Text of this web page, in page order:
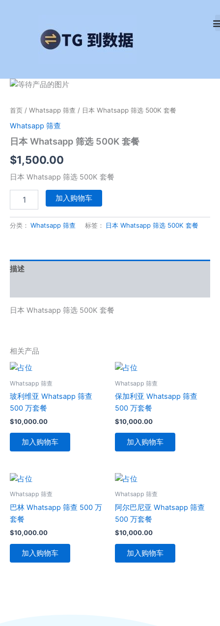
首页 / Whatsapp 筛查 / 日本 Whatsapp 筛选 500K 套餐
Whatsapp 筛查
日本 Whatsapp 筛选 500K 套餐
$1,500.00
日本 Whatsapp 筛选 500K 套餐
日
筛
选
套
数
加入购物车
分类： Whatsapp 筛查 标签： 日本 Whatsapp 筛选 500K 套餐
描述
日本 Whatsapp 筛选 500K 套餐
相关产品
Whatsapp 筛查
玻利维亚 Whatsapp 筛查
500 万套餐
$10,000.00
加入购物车
Whatsapp 筛查
保加利亚 Whatsapp 筛查
500 万套餐
$10,000.00
加入购物车
Whatsapp 筛查
巴林 Whatsapp 筛查 500 万
套餐
$10,000.00
加入购物车
Whatsapp 筛查
阿尔巴尼亚 Whatsapp 筛查
500 万套餐
$10,000.00
加入购物车